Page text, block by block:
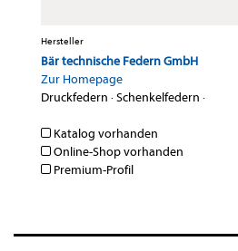
Hersteller
Bär technische Federn GmbH
Zur Homepage
Druckfedern ·Schenkelfedern ·
Katalog vorhanden
Online-Shop vorhanden
Premium-Profil